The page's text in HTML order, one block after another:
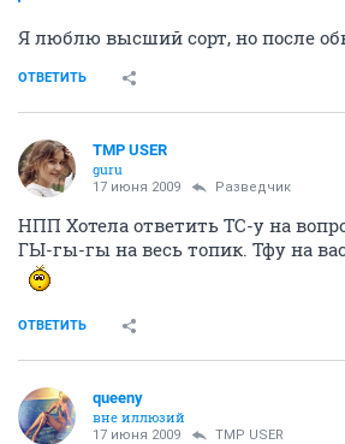
Я люблю высший сорт, но после
ОТВЕТИТЬ
TMP USER
guru
17 июня 2009 Разведчик
НПП Хотела ответить ТС-у на
ГЫ-гы-гы на весь топик. Тфу на
ОТВЕТИТЬ
queeny
вне иллюзий
17 июня 2009 TMP USER